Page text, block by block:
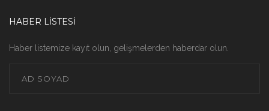
HABER LİSTESİ
Haber listemize kayıt olun, gelişmelerden haberdar olun.